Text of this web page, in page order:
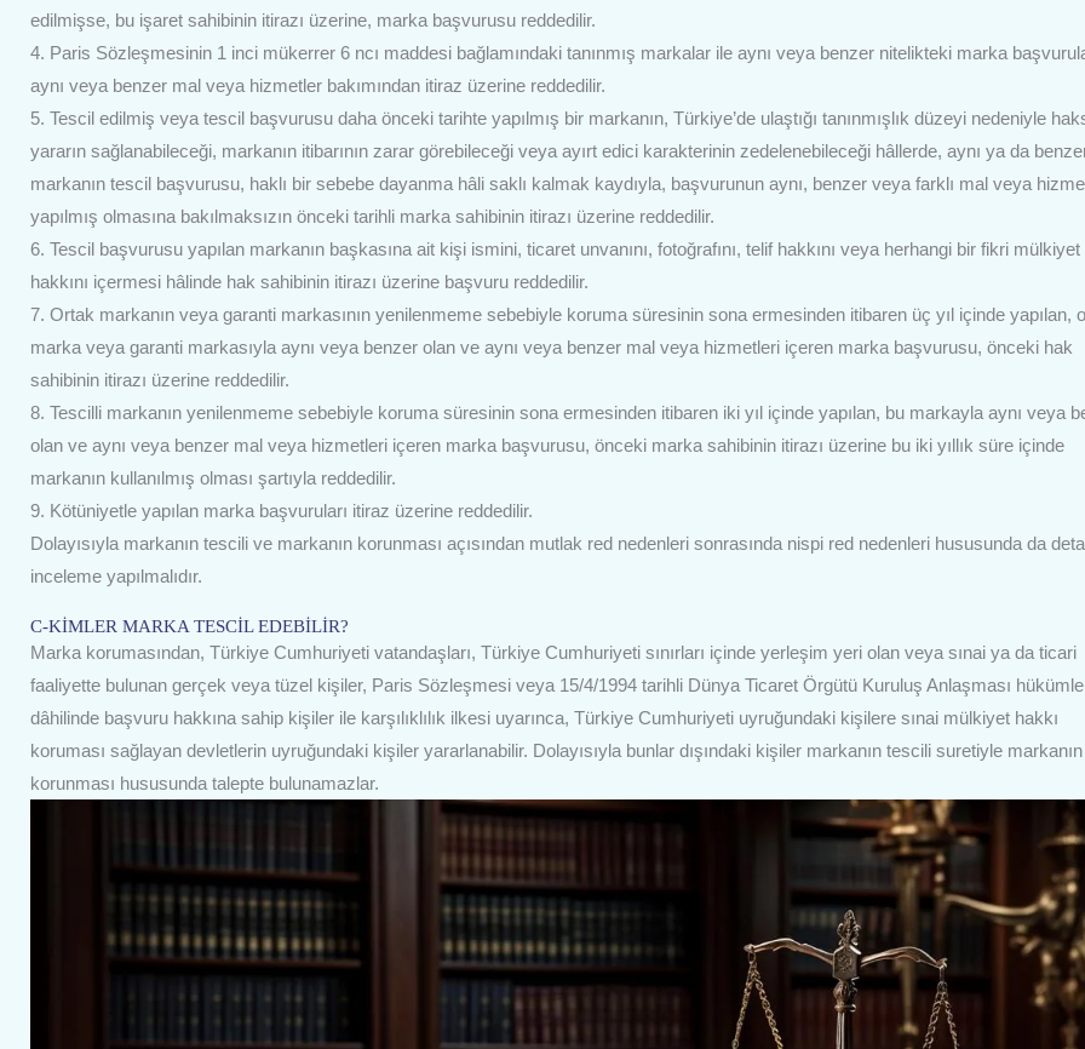
edilmişse, bu işaret sahibinin itirazı üzerine, marka başvurusu reddedilir.
4. Paris Sözleşmesinin 1 inci mükerrer 6 ncı maddesi bağlamındaki tanınmış markalar ile aynı veya benzer nitelikteki marka
aynı veya benzer mal veya hizmetler bakımından itiraz üzerine reddedilir.
5. Tescil edilmiş veya tescil başvurusu daha önceki tarihte yapılmış bir markanın, Türkiye’de ulaştığı tanınmışlık düzeyi nedeniyle
yararın sağlanabileceği, markanın itibarının zarar görebileceği veya ayırt edici karakterinin zedelenebileceği hâllerde, aynı ya da
markanın tescil başvurusu, haklı bir sebebe dayanma hâli saklı kalmak kaydıyla, başvurunun aynı, benzer veya farklı mal veya
yapılmış olmasına bakılmaksızın önceki tarihli marka sahibinin itirazı üzerine reddedilir.
6. Tescil başvurusu yapılan markanın başkasına ait kişi ismini, ticaret unvanını, fotoğrafını, telif hakkını veya herhangi bir fikri mülkiyet
hakkını içermesi hâlinde hak sahibinin itirazı üzerine başvuru reddedilir.
7. Ortak markanın veya garanti markasının yenilenmeme sebebiyle koruma süresinin sona ermesinden itibaren üç yıl içinde yapılan,
marka veya garanti markasıyla aynı veya benzer olan ve aynı veya benzer mal veya hizmetleri içeren marka başvurusu, önceki hak
sahibinin itirazı üzerine reddedilir.
8. Tescilli markanın yenilenmeme sebebiyle koruma süresinin sona ermesinden itibaren iki yıl içinde yapılan, bu markayla aynı veya
olan ve aynı veya benzer mal veya hizmetleri içeren marka başvurusu, önceki marka sahibinin itirazı üzerine bu iki yıllık süre içinde
markanın kullanılmış olması şartıyla reddedilir.
9. Kötüniyetle yapılan marka başvuruları itiraz üzerine reddedilir.
Dolayısıyla markanın tescili ve markanın korunması açısından mutlak red nedenleri sonrasında nispi red nedenleri hususunda da
inceleme yapılmalıdır.
C-KİMLER MARKA TESCİL EDEBİLİR?
Marka korumasından, Türkiye Cumhuriyeti vatandaşları, Türkiye Cumhuriyeti sınırları içinde yerleşim yeri olan veya sınai ya da ticari
faaliyette bulunan gerçek veya tüzel kişiler, Paris Sözleşmesi veya 15/4/1994 tarihli Dünya Ticaret Örgütü Kuruluş Anlaşması
dâhilinde başvuru hakkına sahip kişiler ile karşılıklılık ilkesi uyarınca, Türkiye Cumhuriyeti uyruğundaki kişilere sınai mülkiyet hakkı
koruması sağlayan devletlerin uyruğundaki kişiler yararlanabilir. Dolayısıyla bunlar dışındaki kişiler markanın tescili suretiyle markanın
korunması hususunda talepte bulunamazlar.